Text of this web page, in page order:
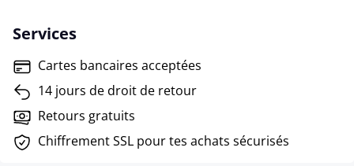
Services
Cartes bancaires acceptées
14 jours de droit de retour
Retours gratuits
Chiffrement SSL pour tes achats sécurisés